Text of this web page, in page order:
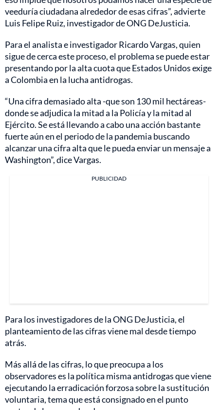
veeduría ciudadana alrededor de esas cifras”, advierte
Luis Felipe Ruiz, investigador de ONG DeJusticia.
Para el analista e investigador Ricardo Vargas, quien
sigue de cerca este proceso, el problema se puede estar
presentando por la alta cuota que Estados Unidos exige
a Colombia en la lucha antidrogas.
“Una cifra demasiado alta -que son 130 mil hectáreas-
donde se adjudica la mitad a la Policía y la mitad al
Ejército. Se está llevando a cabo una acción bastante
fuerte aún en el periodo de la pandemia buscando
alcanzar una cifra alta que le pueda enviar un mensaje a
Washington”, dice Vargas.
PUBLICIDAD
Para los investigadores de la ONG DeJusticia, el
planteamiento de las cifras viene mal desde tiempo
atrás.
Más allá de las cifras, lo que preocupa a los
observadores es la política misma antidrogas que viene
ejecutando la erradicación forzosa sobre la sustitución
voluntaria, tema que está consignado en el punto